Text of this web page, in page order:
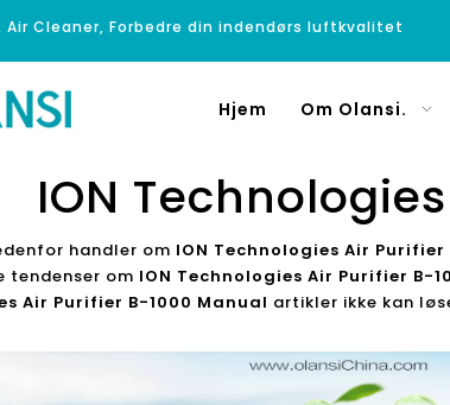
Air Cleaner, Forbedre din indendørs luftkvalitet
Hjem Om Olansi.
ION
handler om ION Technologies Air Purifier
tendenser om ION Technologies Air Purifier B-
Air Purifier B-1000 Manual artikler ikke kan